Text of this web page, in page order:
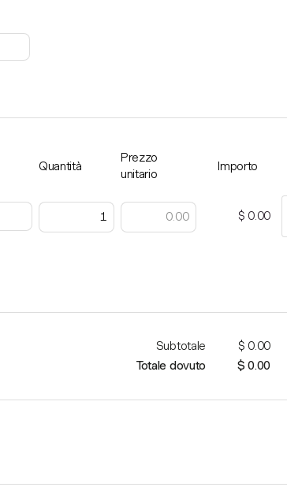
Quantità
Prezzo
unitario
Importo
$ 0.00
Subtotale
$ 0.00
Totale dovuto
$ 0.00